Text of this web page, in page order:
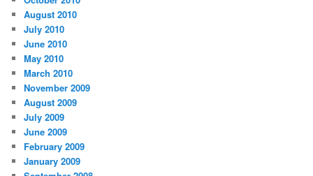
August 2010
July 2010
June 2010
May 2010
March 2010
November 2009
August 2009
July 2009
June 2009
February 2009
January 2009